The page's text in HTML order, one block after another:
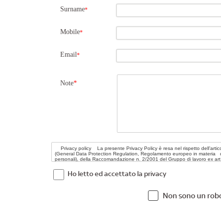
Surname*
Mobile*
Email*
Note*
Ho letto ed accettato la privacy
Non sono un